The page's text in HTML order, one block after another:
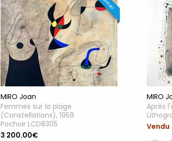
MIRO Joan
Femmes sur la plage
(Constellations), 1959
Pochoir LCD8305
3 200.00€
MIRO
Après
Vendu